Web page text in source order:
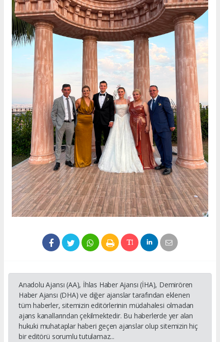
Anadolu Ajansı (AA), İhlas Haber Ajansı (İHA), Demirören
Haber Ajansı (DHA) ve diğer ajanslar tarafından eklenen
tüm haberler, sitemizin editörlerinin müdahalesi olmadan
ajans kanallarından çekilmektedir. Bu haberlerde yer alan
hukuki muhataplar haberi geçen ajanslar olup sitemizin hiç
bir editörü sorumlu tutulamaz...